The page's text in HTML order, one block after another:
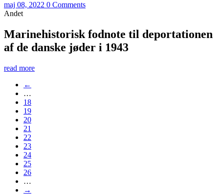
maj 08, 2022 0 Comments
Andet
Marinehistorisk fodnote til deportationen
af de danske jøder i 1943
read more
←
…
18
19
20
21
22
23
24
25
26
…
→